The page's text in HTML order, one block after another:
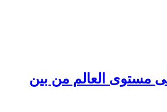
مستوى العالم من بين